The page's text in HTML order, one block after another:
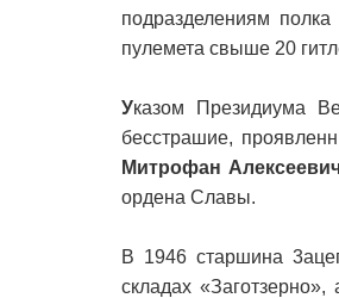
подразделениям
пулемета свыше 20
Указом Президиума
бесстрашие,
Митрофан
ордена Славы.
В 1946 старшина
складах